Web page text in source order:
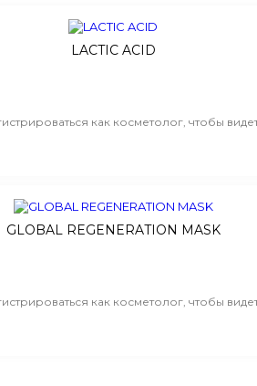
LACTIC ACID
как косметолог, чтобы
GLOBAL REGENERATION MASK
как косметолог, чтобы